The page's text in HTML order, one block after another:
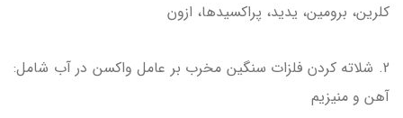
کلرین، برومین، یدید، پراکسیدها، ازون
2. شلاته کردن فلزات سنگین مخرب بر عامل واکسن در آب شامل:
آهن و منیزیم